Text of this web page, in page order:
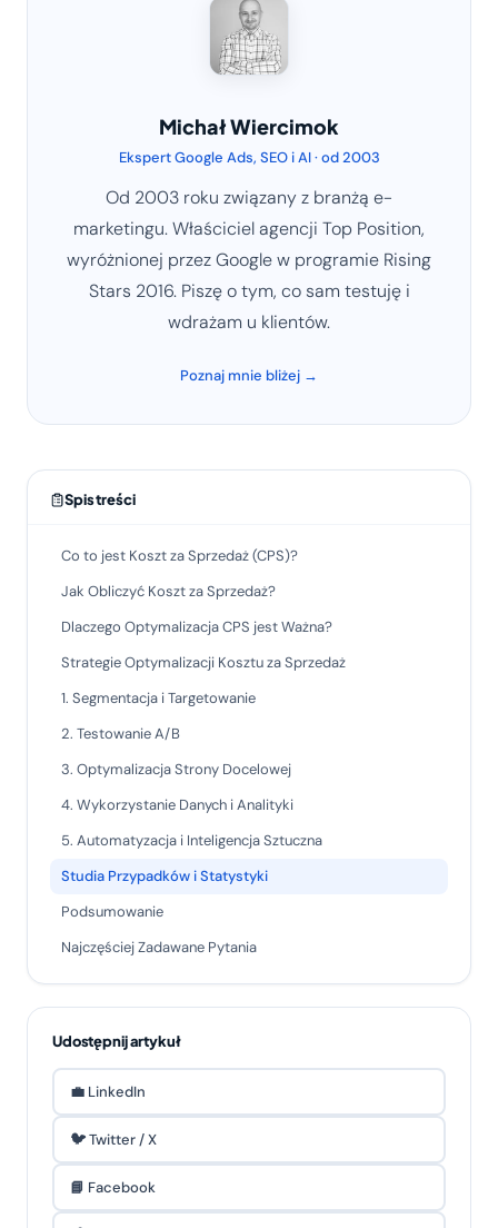
Michał Wiercimok
Ekspert Google Ads, SEO i AI · od 2003
Od 2003 roku związany z branżą e-
marketingu. Właściciel agencji Top Position,
wyróżnionej przez Google w programie Rising
Stars 2016. Piszę o tym, co sam testuję i
wdrażam u klientów.
Poznaj mnie bliżej →
Spis treści
Co to jest Koszt za Sprzedaż (CPS)?
Jak Obliczyć Koszt za Sprzedaż?
Dlaczego Optymalizacja CPS jest Ważna?
Strategie Optymalizacji Kosztu za Sprzedaż
1. Segmentacja i Targetowanie
2. Testowanie A/B
3. Optymalizacja Strony Docelowej
4. Wykorzystanie Danych i Analityki
5. Automatyzacja i Inteligencja Sztuczna
Studia Przypadków i Statystyki
Podsumowanie
Najczęściej Zadawane Pytania
Udostępnij artykuł
💼 LinkedIn
🐦 Twitter / X
📘 Facebook